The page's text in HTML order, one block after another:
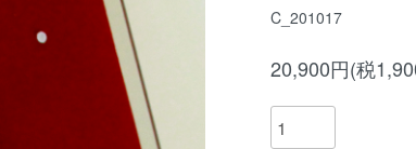
C_201017
20,900円(税